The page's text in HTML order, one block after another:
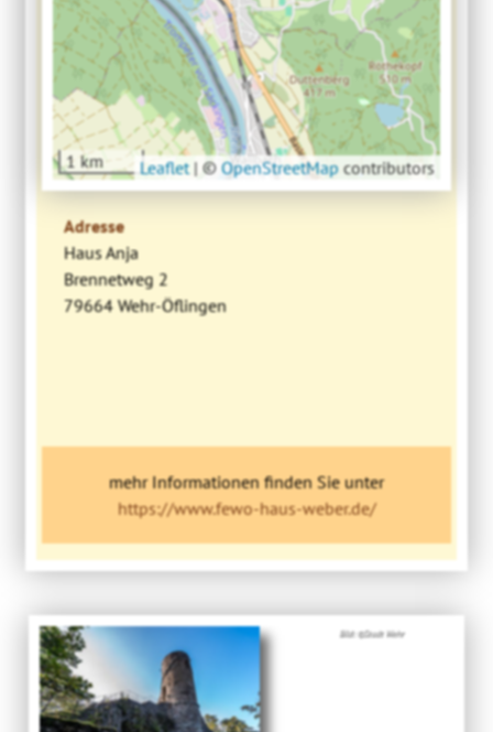
1 km Leaflet |©OpenStreetMapcontributors
Adresse
Haus Anja
Brennetweg 2
79664 Wehr-Öflingen
mehr Informationen finden Sie unter
https://www.fewo-haus-weber.de/
Bild: ©Stadt Wehr